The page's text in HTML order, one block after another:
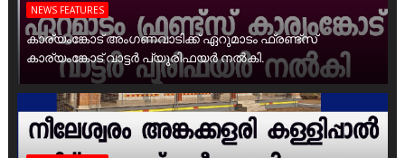
NEWS FEATURES
കാര്യംങ്കോട് അംഗണവാടിക്ക് ഏറുമാടം ഫ്രണ്ട്സ്
കാര്യംങ്കോട് വാട്ടർ പ്യൂരിഫയർ നൽകി.